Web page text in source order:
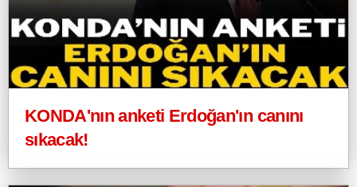
KONDA'nın anketi Erdoğan'ın canını
sıkacak!